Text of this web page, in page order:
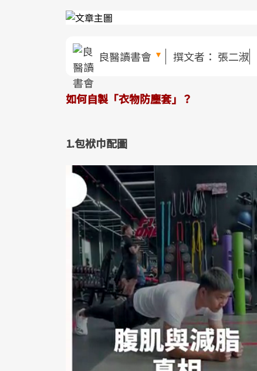
良醫讀書會 撰文者： 張二淑
如何自製「衣物防塵套」？
1.包袱巾配圖